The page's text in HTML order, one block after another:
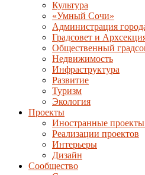
Культура
«Умный Сочи»
Администрация
Градсовет и
Общественный
Недвижимость
Инфраструктура
Развитие
Туризм
Экология
Проекты
Иностранные
Реализации проектов
Интерьеры
Дизайн
Сообщество